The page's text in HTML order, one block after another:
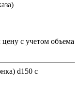
с учетом объема
d150 с